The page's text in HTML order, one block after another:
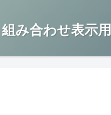
み合わせ表示